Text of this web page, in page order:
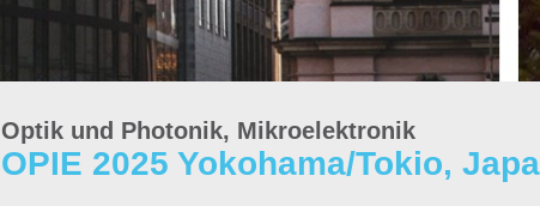
Optik und Photonik, Mikroelektronik
OPIE 2025 Yokohama/Tokio,